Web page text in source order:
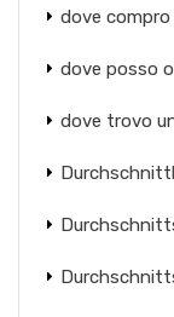
dove
dove posso
dove trovo